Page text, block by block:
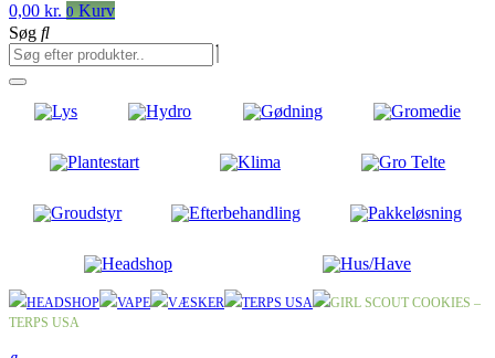
0,00 kr. 0 Kurv
Søg
Lys Hydro Gødning Gromedie
Plantestart Klima Gro Telte
Groudstyr Efterbehandling Pakkeløsning
Headshop Hus/Have
HEADSHOP VAPE VÆSKER TERPS USA
GIRL SCOUT COOKIES –
TERPS USA